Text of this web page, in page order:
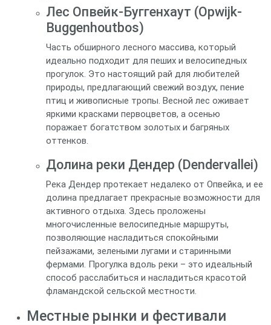
Лес Опвейк-Буггенхаут (Opwijk-
Buggenhoutbos)
Часть обширного лесного массива, который
идеально подходит для пеших и велосипедных
прогулок. Это настоящий рай для любителей
природы, предлагающий свежий воздух, пение
птиц и живописные тропы. Весной лес оживает
яркими красками первоцветов, а осенью
поражает богатством золотых и багряных
оттенков.
Долина реки Дендер (Dendervallei)
Река Дендер протекает недалеко от Опвейка, и ее
долина предлагает прекрасные возможности для
активного отдыха. Здесь проложены
многочисленные велосипедные маршруты,
позволяющие насладиться спокойными
пейзажами, зелеными лугами и старинными
фермами. Прогулка вдоль реки – это идеальный
способ расслабиться и насладиться красотой
фламандской сельской местности.
Местные рынки и фестивали